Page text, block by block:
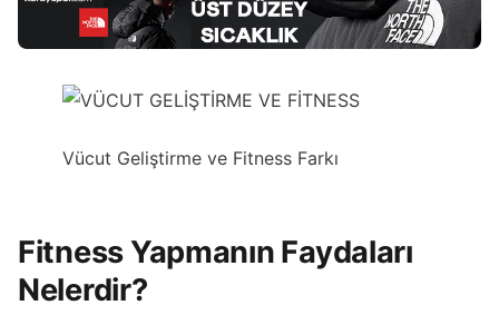
Vücut Geliştirme ve Fitness Farkı
Fitness Yapmanın Faydaları
Nelerdir?